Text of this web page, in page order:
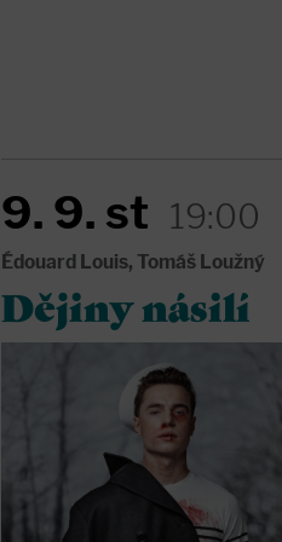
9. 9. st 19:00
Édouard Louis, Tomáš Loužný
Dějiny násilí